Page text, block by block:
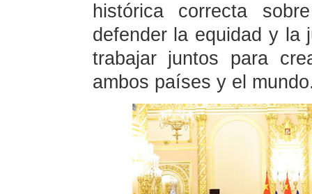
histórica correcta
defender la equidad y la
trabajar juntos para
ambos países y el